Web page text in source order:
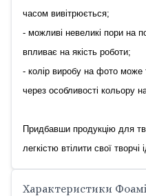
часом вивітрюється;
- можливі невеликі пори на
впливає на якість роботи;
- колір виробу на фото може
через особливості кольору
Придбавши продукцію для
легкістю втілити свої творчі
Характеристики